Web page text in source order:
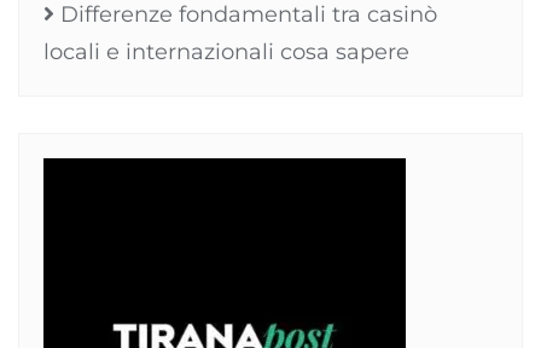
Differenze fondamentali tra casinò
locali e internazionali cosa sapere